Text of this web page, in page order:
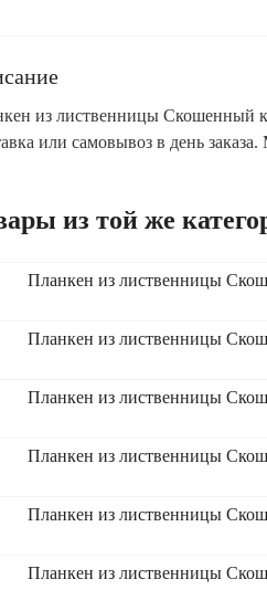
из лиственницы Скошенный
или самовывоз в день
из той же
Планкен из лиственницы
Планкен из лиственницы
Планкен из лиственницы
Планкен из лиственницы
Планкен из лиственницы
Планкен из лиственницы